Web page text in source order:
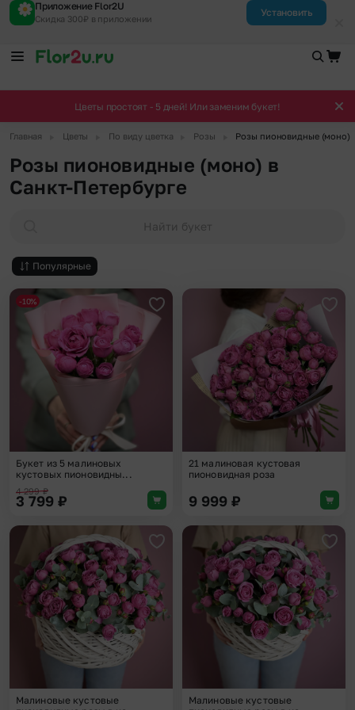
Приложение Flor2U
Скидка 300₽ в приложении
Установить
Цветы простоят - 5 дней! Или заменим букет!
Главная Цветы По виду цветка Розы Розы пионовидные (моно)
Розы пионовидные (моно) в
Санкт-Петербурге
Найти букет
Популярные
Добавить в избранное
-10%
Букет из 5 малиновых
кустовых пионовидны...
4 299₽
3 799 ₽
21 малиновая кустовая
пионовидная роза
9 999 ₽
Добавить в избранное
Малиновые кустовые
Малиновые кустовые